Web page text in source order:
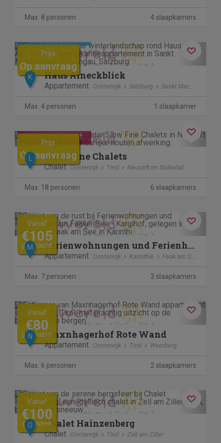
Max. 8 personen 4 slaapkamers
Previous Next
Prijs
Op aanvraag
K Haus Aineckblick
Appartement Oostenrijk Salzburg Sankt Margarethen im Lungau
Max. 4 personen 1 slaapkamer
Previous Next
Contactloos verblijf
Prijs
Op aanvraag
Slow Fine Chalets
Chalet Oostenrijk Tirol Neustift Im Stubaital
Max. 18 personen 6 slaapkamers
Previous Next
Vanaf
€105
per nacht
M Ferienwohnungen und Ferienhäuser am Faaker See - Karglhof
Appartement Oostenrijk Karinthië Faak am See
Max. 7 personen 3 slaapkamers
Previous Next
Vanaf
€80
per nacht
N Maxnhagerhof Rote Wand
Appartement Oostenrijk Tirol Weerberg
Max. 6 personen 2 slaapkamers
Previous Next
Vanaf
€100
per week
O Chalet Hainzenberg
Chalet Oostenrijk Tirol Zell am Ziller